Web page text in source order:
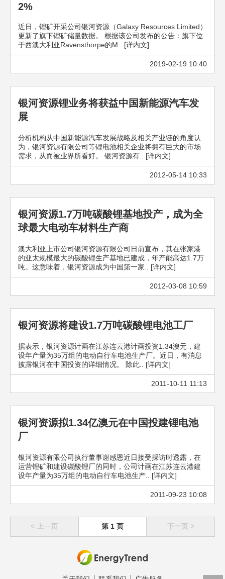
2%
近日，锂矿开采公司银河资源（Galaxy Resources Limited）
更新了旗下锂矿储量数据。 根据该公司发布的公告：旗下位
于西澳大利亚Ravensthorpe的M.. [详内文]
2019-02-19 10:40
银河资源锂业务将获益中国新能源汽车发
展
分析机构从中国新能源汽车发展战略及相关产业链的角度认
为，银河资源有限公司等锂电池相关企业将拥有巨大的市场
需求，从而被业界所看好。 银河资源有.. [详内文]
2012-05-14 10:33
银河资源1.7万吨碳酸锂基地投产，成为全
球最大电动车材料生产商
澳大利亚上市公司银河资源有限公司日前宣布，其在张家港
的亚太规模最大的碳酸锂生产基地已建成，年产能高达1.7万
吨。这意味着，银河资源成为中国第一家.. [详内文]
2012-03-08 10:59
银河资源将建设1.7万吨碳酸锂电池工厂
据表示，银河资源计画在江苏连云港计画投资1.34澳元，建
设年产量为35万组的电动自行车电池生产厂。近日，有消息
披露银河在中国投资的详细情况。 除此.. [详内文]
2011-10-11 11:13
银河资源拟1.34亿澳元在中国投建锂电池
厂
银河资源有限公司执行董事谢感恩近日接受採访时透露，在
运营锂矿和建设碳酸锂厂的同时，公司计画在江苏连云港建
设年产量为35万组的电动自行车电池生产.. [详内文]
2011-09-23 10:08
< 上ㄧ页 第 1 页 下一页 >